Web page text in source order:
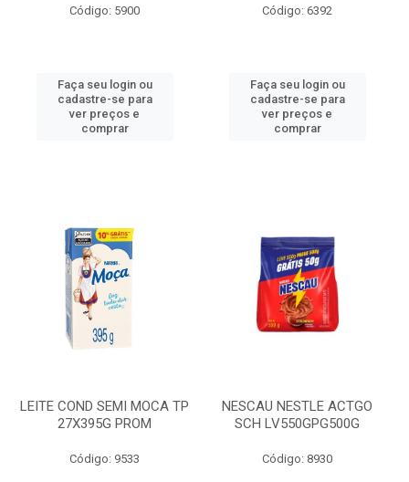
Código: 5900
Faça seu login ou
cadastre-se para
ver preços e
comprar
Código: 6392
Faça seu login ou
cadastre-se para
ver preços e
comprar
LEITE COND SEMI MOCA TP
27X395G PROM
Código: 9533
NESCAU NESTLE ACTGO
SCH LV550GPG500G
Código: 8930